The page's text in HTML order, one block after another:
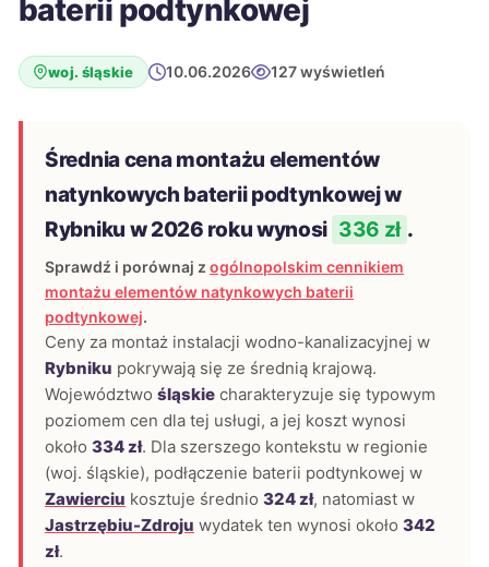
baterii podtynkowej
woj. śląskie 10.06.2026 127 wyświetleń
Średnia cena montażu elementów
natynkowych baterii podtynkowej w
Rybniku w 2026 roku wynosi 336 zł .
Sprawdź i porównaj z ogólnopolskim cennikiem
montażu elementów natynkowych baterii
podtynkowej.
Ceny za montaż instalacji wodno-kanalizacyjnej w
Rybniku pokrywają się ze średnią krajową.
Województwo śląskie charakteryzuje się typowym
poziomem cen dla tej usługi, a jej koszt wynosi
około 334 zł. Dla szerszego kontekstu w regionie
(woj. śląskie), podłączenie baterii podtynkowej w
Zawierciu kosztuje średnio 324 zł, natomiast w
Jastrzębiu-Zdroju wydatek ten wynosi około 342
zł.